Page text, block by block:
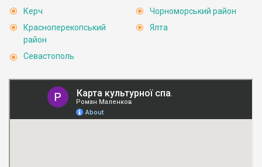
Керч
Красноперекопський
район
Севастополь
Чорноморський район
Ялта